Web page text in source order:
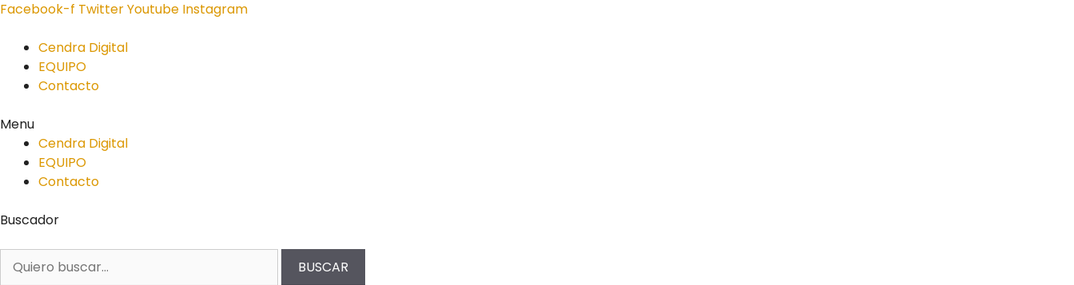
Facebook-f TwitterYoutube Instagram
Cendra Digital
EQUIPO
Contacto
Menu
Cendra Digital
EQUIPO
Contacto
Buscador
BUSCAR